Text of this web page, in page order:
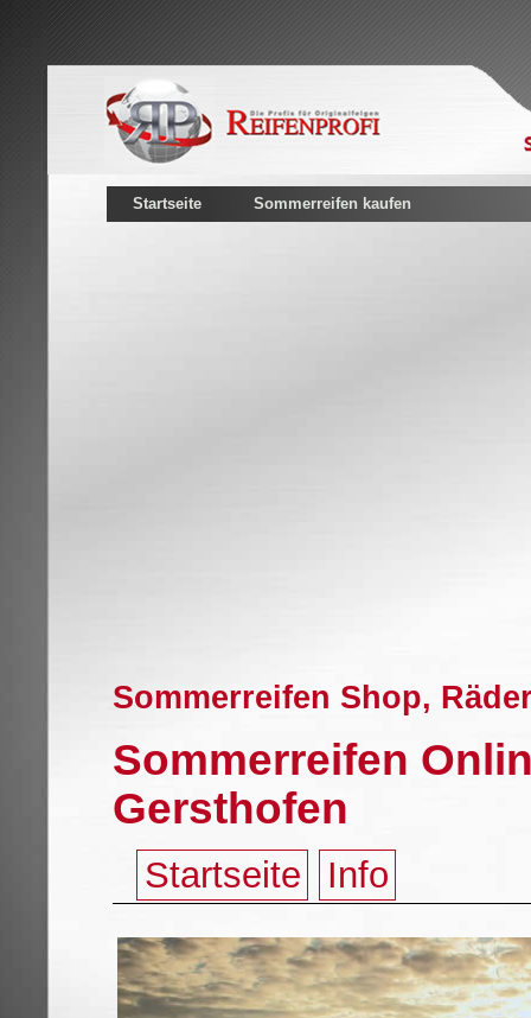
Startseite Sommerreifen kaufen
Sommerreifen Shop,
Sommerreifen
Gersthofen
Startseite Info